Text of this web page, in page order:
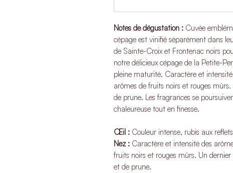
Notes de dégustation : Cuvée
cépage est vinifié séparément dans
de Sainte-Croix et Frontenac noirs
notre délicieux cépage de la Petite-
pleine maturité. Caractère et
arômes de fruits noirs et rouges
de prune. Les fragrances se
chaleureuse tout en finesse.
Œil : Couleur intense, rubis aux
Nez : Caractère et intensité des
fruits noirs et rouges mûrs. Un
et de prune.